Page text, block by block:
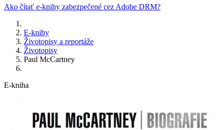
Ako čítať e-knihy zabezpečené cez Adobe DRM?
E-knihy
Životopisy a reportáže
Životopisy
Paul McCartney
E-kniha